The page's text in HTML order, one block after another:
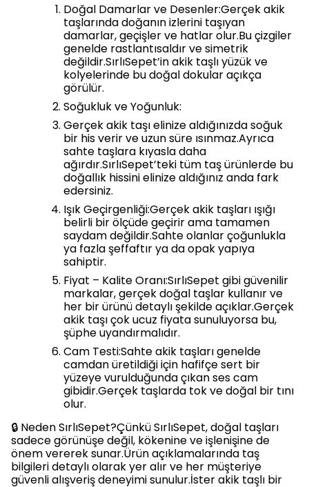
Doğal Damarlar ve Desenler:Gerçek akik
taşlarında doğanın izlerini taşıyan
damarlar, geçişler ve hatlar olur.Bu çizgiler
genelde rastlantısaldır ve simetrik
değildir.SırlıSepet’in akik taşlı yüzük ve
kolyelerinde bu doğal dokular açıkça
görülür.
Soğukluk ve Yoğunluk:
Gerçek akik taşı elinize aldığınızda soğuk
bir his verir ve uzun süre ısınmaz.Ayrıca
sahte taşlara kıyasla daha
ağırdır.SırlıSepet’teki tüm taş ürünlerde bu
doğallık hissini elinize aldığınız anda fark
edersiniz.
Işık Geçirgenliği:Gerçek akik taşları ışığı
belirli bir ölçüde geçirir ama tamamen
saydam değildir.Sahte olanlar çoğunlukla
ya fazla şeffaftır ya da opak yapıya
sahiptir.
Fiyat – Kalite Oranı:SırlıSepet gibi güvenilir
markalar, gerçek doğal taşlar kullanır ve
her bir ürünü detaylı şekilde açıklar.Gerçek
akik taşı çok ucuz fiyata sunuluyorsa bu,
şüphe uyandırmalıdır.
Cam Testi:Sahte akik taşları genelde
camdan üretildiği için hafifçe sert bir
yüzeye vurulduğunda çıkan ses cam
gibidir.Gerçek taşlarda tok ve doğal bir tını
olur.
🔒 Neden SırlıSepet?Çünkü SırlıSepet, doğal taşları
sadece görünüşe değil, kökenine ve işlenişine de
önem vererek sunar.Ürün açıklamalarında taş
bilgileri detaylı olarak yer alır ve her müşteriye
güvenli alışveriş deneyimi sunulur.İster akik taşlı bir